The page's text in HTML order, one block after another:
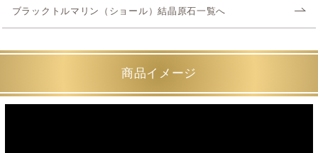
ブラックトルマリン（ショール）結晶原石一覧へ
商品イメージ